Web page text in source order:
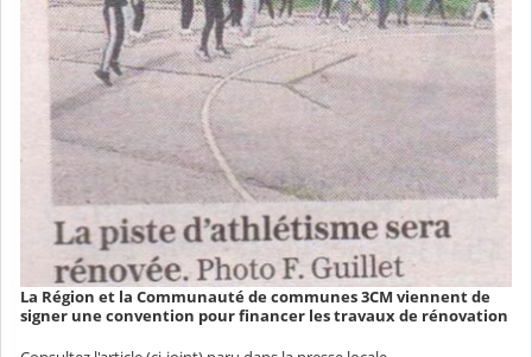
La Région et la Communauté de communes 3CM viennent de
signer une convention pour financer les travaux de rénovation